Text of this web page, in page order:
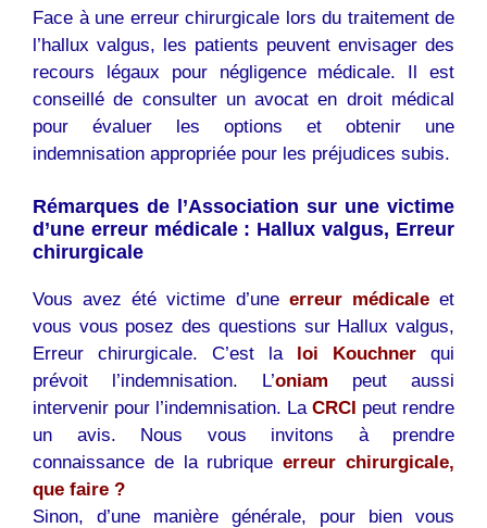
Face à une erreur chirurgicale lors du traitement de
l’hallux valgus, les patients peuvent envisager des
recours légaux pour négligence médicale. Il est
conseillé de consulter un avocat en droit médical
pour évaluer les options et obtenir une
indemnisation appropriée pour les préjudices subis.
Rémarques de l’Association sur une victime
d’une erreur médicale : Hallux valgus, Erreur
chirurgicale
Vous avez été victime d’une erreur médicale et
vous vous posez des questions sur Hallux valgus,
Erreur chirurgicale. C’est la
loi Kouchner qui
prévoit l’indemnisation. L’oniam peut aussi
intervenir pour l’indemnisation. La CRCI peut rendre
un avis. Nous vous invitons à prendre
connaissance de la rubrique erreur chirurgicale,
que faire ?
Sinon, d’une manière générale, pour bien vous